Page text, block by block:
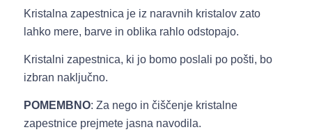
Kristalna zapestnica je iz naravnih kristalov zato
lahko mere, barve in oblika rahlo odstopajo.
Kristalni zapestnica, ki jo bomo poslali po pošti, bo
izbran naključno.
POMEMBNO: Za nego in čiščenje kristalne
zapestnice prejmete jasna navodila.